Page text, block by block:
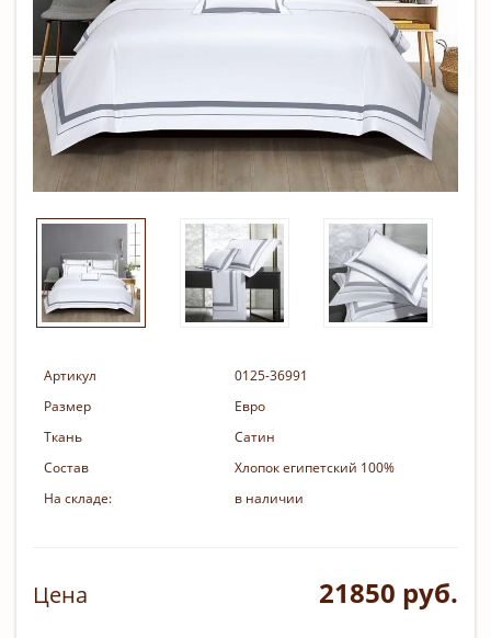
Артикул
0125-36991
Размер
Евро
Ткань
Сатин
Состав
Хлопок египетский 100%
На складе:
в наличии
Цена 21850 руб.